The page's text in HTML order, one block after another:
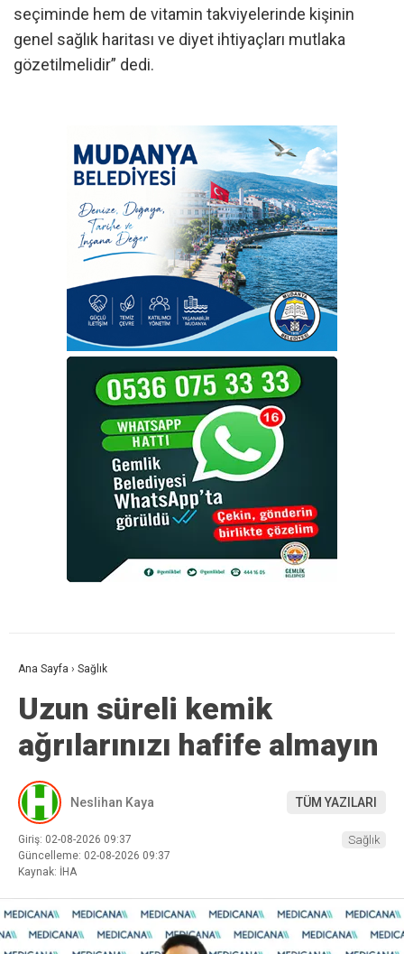
seçiminde hem de vitamin takviyelerinde kişinin
genel sağlık haritası ve diyet ihtiyaçları mutlaka
gözetilmelidir” dedi.
Ana Sayfa › Sağlık
Uzun süreli kemik
ağrılarınızı hafife almayın
Neslihan Kaya TÜM YAZILARI
Giriş: 02-08-2026 09:37
Güncelleme: 02-08-2026 09:37
Kaynak: İHA
Sağlık